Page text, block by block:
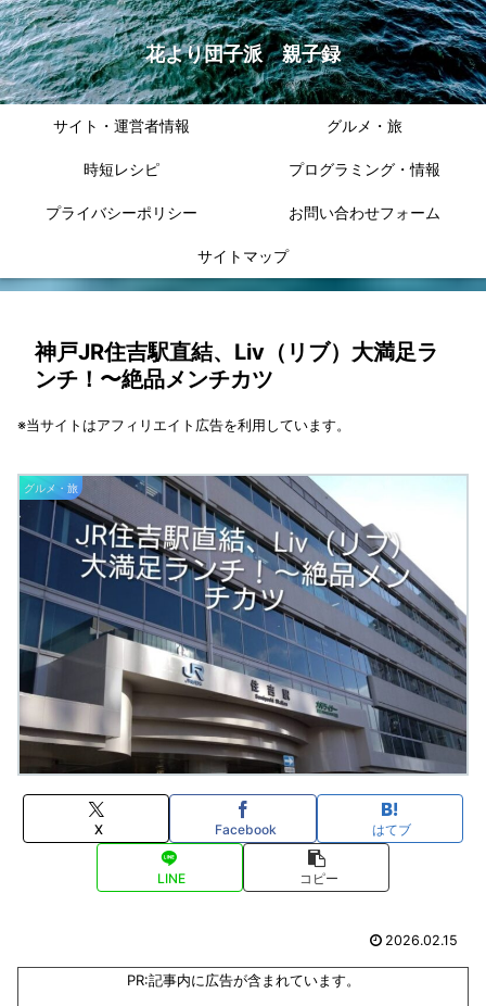
花より団子派 親子録
サイト・運営者情報 グルメ・旅
時短レシピ プログラミング・情報
プライバシーポリシー お問い合わせフォーム
サイトマップ
神戸JR住吉駅直結、Liv（リブ）大満足ラ
ンチ！〜絶品メンチカツ
※当サイトはアフィリエイト広告を利用しています。
グルメ・旅
X Facebook はてブ
LINE コピー
2026.02.15
PR:記事内に広告が含まれています。